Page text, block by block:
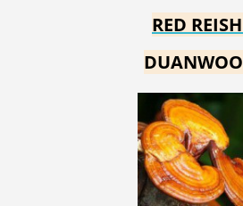
RED REIS